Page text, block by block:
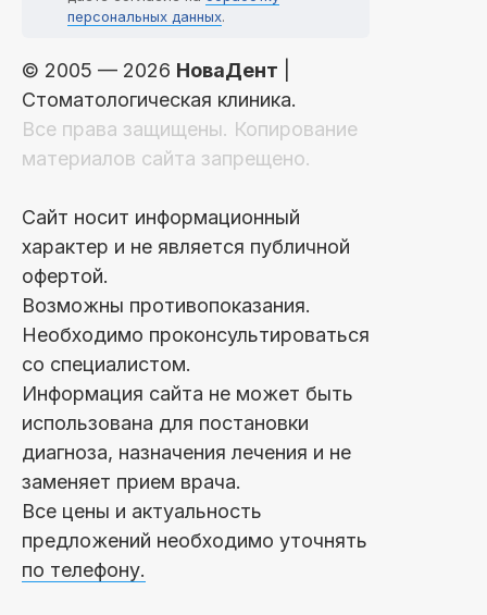
персональных данных.
© 2005 — 2026 НоваДент
Стоматологическая клиника.
Все права защищены. Копирование
материалов сайта запрещено.
Сайт носит информационный
характер и не является публичной
офертой.
Возможны противопоказания.
Необходимо проконсультироваться
со специалистом.
Информация сайта не может быть
использована для постановки
диагноза, назначения лечения и не
заменяет прием врача.
Все цены и актуальность
предложений необходимо уточнять
по телефону.